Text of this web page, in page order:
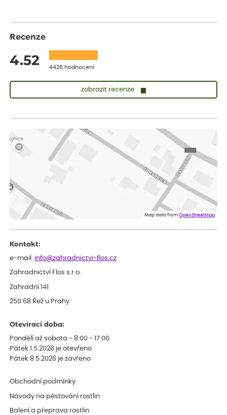
Recenze
4.52 4426 hodnocení
zobrazit recenze
Vše přišlo velice rychle krásně zabalené. Rostlinky po přesazení
velice dobře prospívají
Jarda
Dobrý den, byli jsme spokojeni
Eshop, objednání bylo v pořádku, žádný problém. Jen jsem byla
smutná z dodávky jedné kytky, která nebyla v nejlepší kondici a i
Map data fromOpenStreetMap
Kontakt:
e-mail: info@zahradnictvi-flos.cz
Zahradnictví Flos s.r.o.
Zahradní 141
250 68 Řež u Prahy
Otevírací doba:
Pondělí až sobota - 8:00 - 17:00
Pátek 1.5.2026 je otevřeno
Pátek 8.5.2026 je zavřeno
Obchodní podmínky
Návody na pěstování rostlin
Balení a přeprava rostlin